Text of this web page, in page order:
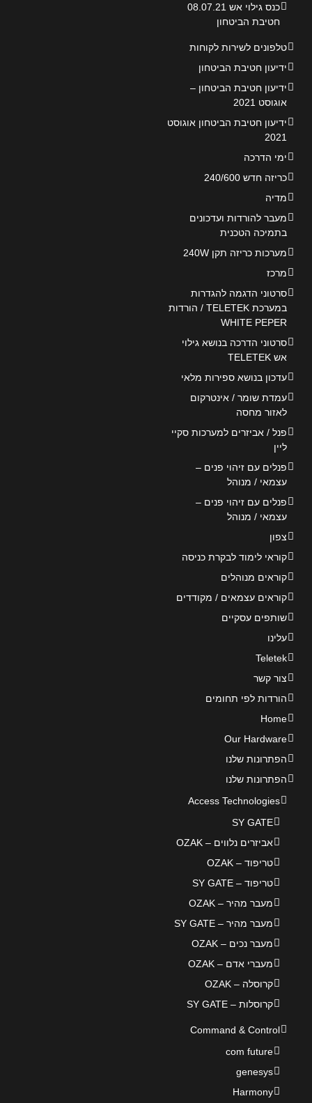
כנס גילוי אש 08.07.21
חטיבת הביטחון
טלפונים לשירות לקוחות
ידיעון חטיבת הביטחון
ידיעון חטיבת הביטחון –
אוגוסט 2021
ידיעון חטיבת הביטחון אוגוסט
2021
ימי הדרכה
כריזה חדש 240/600
מדיה
מעבר להורדות ועדכונים
בתמיכה הטכנית
מערכות כריזה תקן 240W
מרכז
סרטוני הדגמה להגדרות
במערכת TELETEK / הורדות
WHITE PEPER
סרטוני הדרכה בנושא גילוי
אש TELETEK
עדכון בנושא ספירות מלאי
עמדת שומר / אינטרקום
לאזור מחסה
פנל / אביזרים למערכות סקיי
ליין
פנלים עם זיהוי פנים –
עצמאי / מנוהל
פנלים עם זיהוי פנים –
עצמאי / מנוהל
צפון
קוראי לימוד לבקרת כניסה
קוראים מנוהלים
קוראים עצמאים / מקודדים
שותפים עסקיים
עלינו
Teletek
צור קשר
הורדות לפי תחומים
Home
Our Hardware
הפתרונות שלנו
הפתרונות שלנו
Access Technologies
SY GATE
אביזרים נלווים – OZAK
טריפוד – OZAK
טריפוד – SY GATE
מעבר מהיר – OZAK
מעבר מהיר – SY GATE
מעבר נכים – OZAK
מעברי אדם – OZAK
קרוסלה – OZAK
קרוסלות – SY GATE
Command & Control
com future
genesys
Harmony